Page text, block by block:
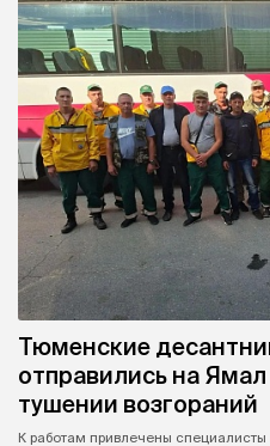
Тюменские
отправились на
тушении возгораний
К работам привлечены специалисты